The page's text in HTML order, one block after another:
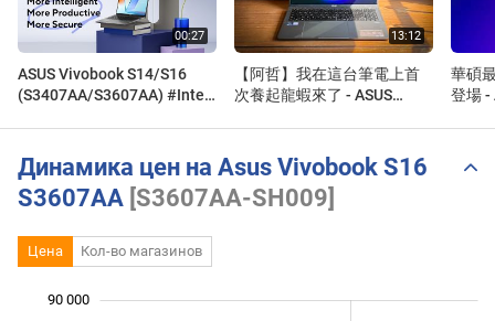
ASUS Vivobook S14/S16
(S3407AA/S3607AA) #Intel |
【阿哲】我在這台筆電上首
次養起龍蝦來了 - ASUS
華碩
登場 -
Динамика цен на Asus Vivobook S16
S3607AA [S3607AA-SH009]
Цена Кол-во магазинов
90 000